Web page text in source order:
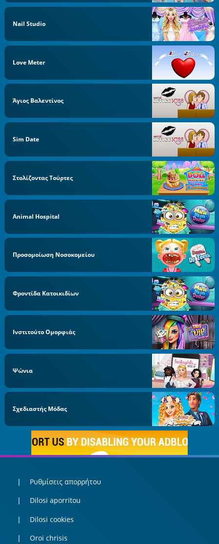
Nail Studio
Love Meter
Άγιος Βαλεντίνος
Sim Date
Στολίζοντας Τούρτες
Animal Hospital
Προσομοίωση Νοσοκομείου
Φροντίδα Κατοικιδίων
Ινστιτούτο Ομορφιάς
Ψώνια
Σχεδιαστής Μόδας
Ρυθμίσεις απορρήτου
Dilosi aporritou
Dilosi cookies
Oroi chrisis